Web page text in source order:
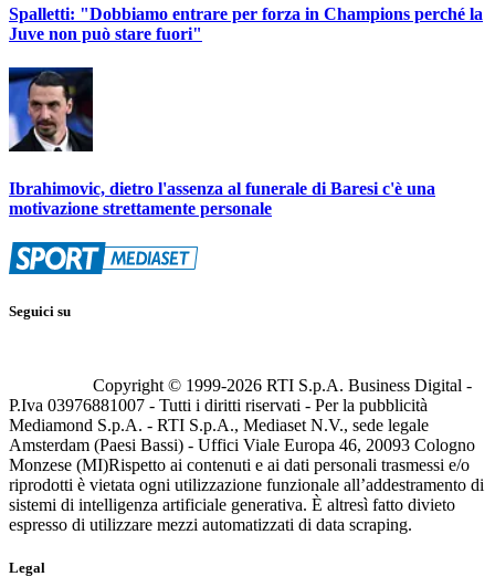
Spalletti: "Dobbiamo entrare per forza in Champions perché la
Juve non può stare fuori"
Ibrahimovic, dietro l'assenza al funerale di Baresi c'è una
motivazione strettamente personale
Seguici su
Copyright © 1999-2026 RTI S.p.A. Business Digital -
P.Iva 03976881007 - Tutti i diritti riservati - Per la pubblicità
Mediamond S.p.A. - RTI S.p.A., Mediaset N.V., sede legale
Amsterdam (Paesi Bassi) - Uffici Viale Europa 46, 20093 Cologno
Monzese (MI)Rispetto ai contenuti e ai dati personali trasmessi e/o
riprodotti è vietata ogni utilizzazione funzionale all’addestramento di
sistemi di intelligenza artificiale generativa. È altresì fatto divieto
espresso di utilizzare mezzi automatizzati di data scraping.
Legal